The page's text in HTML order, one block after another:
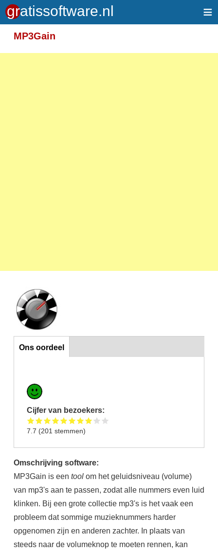
≡
MP3Gain
Ons oordeel
Ons oordeel
Cijfer van bezoekers:
7.7 (201 stemmen)
Omschrijving software:
MP3Gain is een tool om het geluidsniveau (volume)
van mp3's aan te passen, zodat alle nummers even luid
klinken. Bij een grote collectie mp3's is het vaak een
probleem dat sommige muzieknummers harder
opgenomen zijn en anderen zachter. In plaats van
steeds naar de volumeknop te moeten rennen, kan